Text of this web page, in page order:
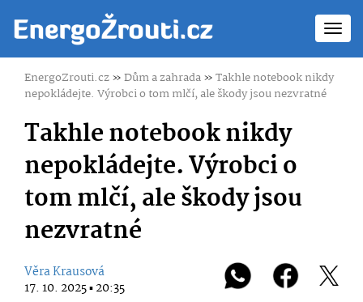
EnergoZrouti.cz»Dům a zahrada»Takhle notebook nikdy
nepokládejte. Výrobci o tom mlčí, ale škody jsou nezvratné
Takhle notebook nikdy
nepokládejte. Výrobci o
tom mlčí, ale škody jsou
nezvratné
Věra Krausová
17. 10. 2025 ▪ 20:35